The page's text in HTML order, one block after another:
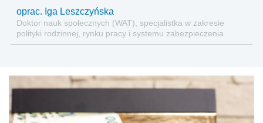
oprac. Iga Leszczyńska
Doktor nauk społecznych (WAT), specjalistka w zakresie
polityki rodzinnej, rynku pracy i systemu zabezpieczenia
społecznego.